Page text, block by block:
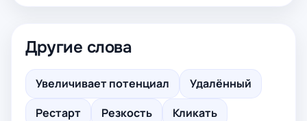
Другие слова
Увеличивает потенциал
Удалённый
Рестарт
Резкость
Кликать